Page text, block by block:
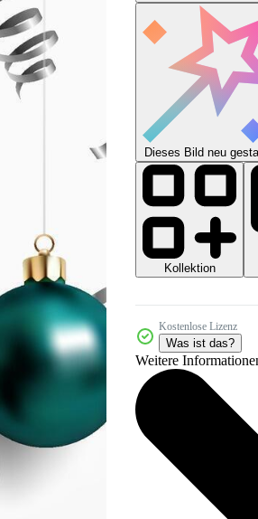
Dieses Bild neu
Kollektion
Kostenlose Lizenz
Was ist das?
Weitere